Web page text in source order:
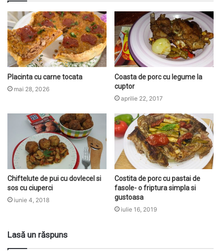
Placinta cu carne tocata
mai 28, 2026
Coasta de porc cu legume la
cuptor
aprilie 22, 2017
Chiftelute de pui cu dovlecel si
sos cu ciuperci
iunie 4, 2018
Costita de porc cu pastai de
fasole- o friptura simpla si
gustoasa
iulie 16, 2019
Lasă un răspuns